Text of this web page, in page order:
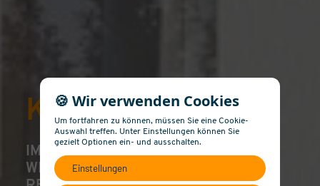
Küdinghöfe
IM SOMMER 2026 BEGINNEN
WIR MIT DEM VERTRIEB VON 13
🍪 Wir verwenden Cookies
Um fortfahren zu können, müssen Sie eine Cookie-
Auswahl treffen. Unter Einstellungen können Sie
gezielt Optionen ein- und ausschalten.
Einstellungen